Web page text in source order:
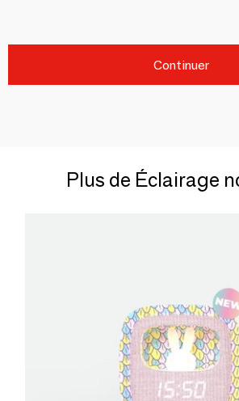
Continuer
Plus de Éclairage